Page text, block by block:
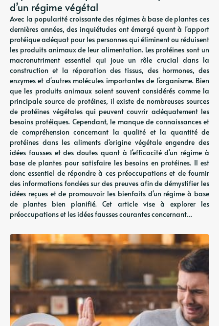
d’un régime végétal
Avec la popularité croissante des régimes à base de plantes ces
dernières années, des inquiétudes ont émergé quant à l'apport
protéique adéquat pour les personnes qui éliminent ou réduisent
les produits animaux de leur alimentation. Les protéines sont un
macronutriment essentiel qui joue un rôle crucial dans la
construction et la réparation des tissus, des hormones, des
enzymes et d'autres molécules importantes de l'organisme. Bien
que les produits animaux soient souvent considérés comme la
principale source de protéines, il existe de nombreuses sources
de protéines végétales qui peuvent couvrir adéquatement les
besoins protéiques. Cependant, le manque de connaissances et
de compréhension concernant la qualité et la quantité de
protéines dans les aliments d'origine végétale engendre des
idées fausses et des doutes quant à l'efficacité d'un régime à
base de plantes pour satisfaire les besoins en protéines. Il est
donc essentiel de répondre à ces préoccupations et de fournir
des informations fondées sur des preuves afin de démystifier les
idées reçues et de promouvoir les bienfaits d'un régime à base
de plantes bien planifié. Cet article vise à explorer les
préoccupations et les idées fausses courantes concernant…